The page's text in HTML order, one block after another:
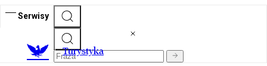
Serwisy
Turystyka